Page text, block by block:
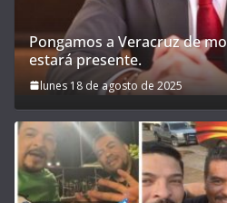
Pongamos a Veracruz de
estará presente.
lunes 18 de agosto de 2025